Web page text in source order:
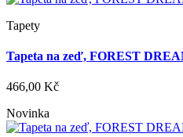
Tapety
Tapeta na zeď, FOREST
466,00 Kč
Novinka